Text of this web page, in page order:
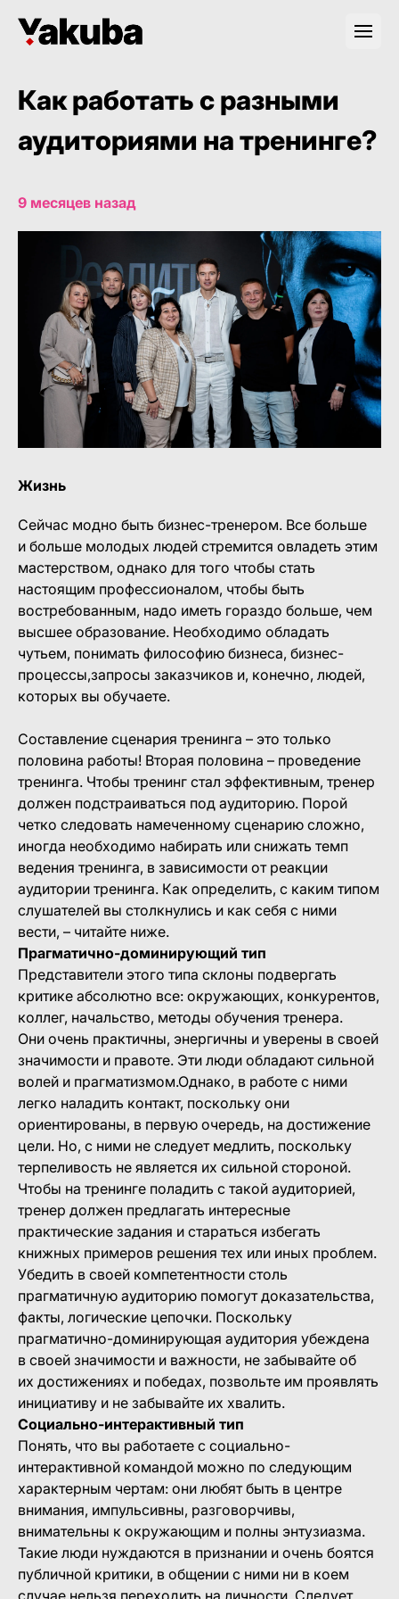
Как работать с разными
аудиториями на тренинге?
9 месяцев назад
Жизнь
Сейчас модно быть бизнес-тренером. Все больше
и больше молодых людей стремится овладеть этим
мастерством, однако для того чтобы стать
настоящим профессионалом, чтобы быть
востребованным, надо иметь гораздо больше, чем
высшее образование. Необходимо обладать
чутьем, понимать философию бизнеса, бизнес-
процессы,запросы заказчиков и, конечно, людей,
которых вы обучаете.
Составление сценария тренинга – это только
половина работы! Вторая половина – проведение
тренинга. Чтобы тренинг стал эффективным, тренер
должен подстраиваться под аудиторию. Порой
четко следовать намеченному сценарию сложно,
иногда необходимо набирать или снижать темп
ведения тренинга, в зависимости от реакции
аудитории тренинга. Как определить, с каким типом
слушателей вы столкнулись и как себя с ними
вести, – читайте ниже.
Прагматично-доминирующий тип
Представители этого типа склоны подвергать
критике абсолютно все: окружающих, конкурентов,
коллег, начальство, методы обучения тренера.
Они очень практичны, энергичны и уверены в своей
значимости и правоте. Эти люди обладают сильной
волей и прагматизмом.Однако, в работе с ними
легко наладить контакт, поскольку они
ориентированы, в первую очередь, на достижение
цели. Но, с ними не следует медлить, поскольку
терпеливость не является их сильной стороной.
Чтобы на тренинге поладить с такой аудиторией,
тренер должен предлагать интересные
практические задания и стараться избегать
книжных примеров решения тех или иных проблем.
Убедить в своей компетентности столь
прагматичную аудиторию помогут доказательства,
факты, логические цепочки. Поскольку
прагматично-доминирующая аудитория убеждена
в своей значимости и важности, не забывайте об
их достижениях и победах, позвольте им проявлять
инициативу и не забывайте их хвалить.
Социально-интерактивный тип
Понять, что вы работаете с социально-
интерактивной командой можно по следующим
характерным чертам: они любят быть в центре
внимания, импульсивны, разговорчивы,
внимательны к окружающим и полны энтузиазма.
Такие люди нуждаются в признании и очень боятся
публичной критики, в общении с ними ни в коем